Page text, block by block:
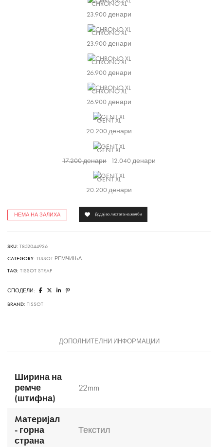
CHRONO XL
23.900денари
CHRONO XL
23.900денари
CHRONO XL
26.900денари
CHRONO XL
26.900денари
GENT XL
20.200денари
GENT XL
17.200денари 12.040денари
GENT XL
20.200денари
НЕМА НА ЗАЛИХА Додај во листата на желби
SKU: T852044936
CATEGORY: TISSOT РЕМЧИЊА
TAG: TISSOT STRAP
СПОДЕЛИ:
BRAND: TISSOT
ДОПОЛНИТЕЛНИ ИНФОРМАЦИИ
Ширина на
ремче
(штифна)
22mm
Mатеријал
- горна
страна
Текстил